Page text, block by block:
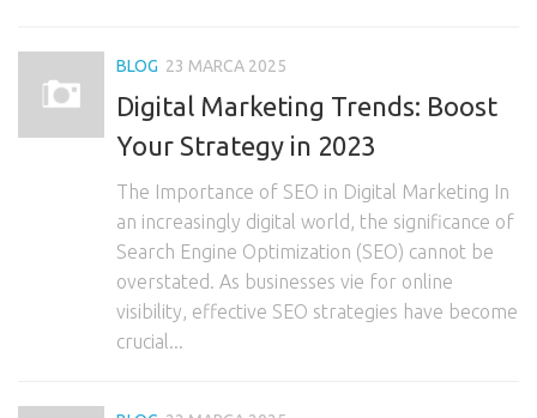
BLOG 23 MARCA 2025
Digital Marketing Trends: Boost
Your Strategy in 2023
The Importance of SEO in Digital Marketing In
an increasingly digital world, the significance of
Search Engine Optimization (SEO) cannot be
overstated. As businesses vie for online
visibility, effective SEO strategies have become
crucial...